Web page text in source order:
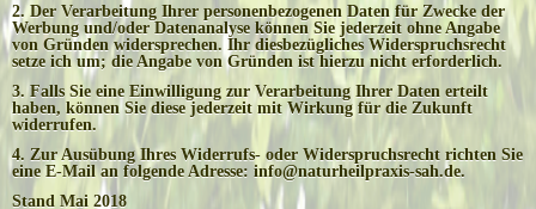
2. Der Verarbeitung Ihrer personenbezogenen Daten für Zwecke der
Werbung und/oder Datenanalyse können Sie jederzeit ohne Angabe
von Gründen widersprechen. Ihr diesbezügliches Widerspruchsrecht
setze ich um; die Angabe von Gründen ist hierzu nicht erforderlich.
3. Falls Sie eine Einwilligung zur Verarbeitung Ihrer Daten erteilt
haben, können Sie diese jederzeit mit Wirkung für die Zukunft
widerrufen.
4. Zur Ausübung Ihres Widerrufs- oder Widerspruchsrecht richten Sie
eine E-Mail an folgende Adresse: info@naturheilpraxis-sah.de.
Stand Mai 2018